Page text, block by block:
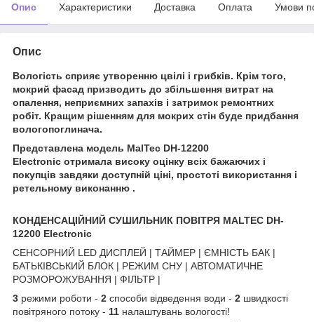
Опис Характеристики Доставка Оплата Умови
Опис
Вологість сприяє утворенню цвілі і грибків. Крім того,
мокрий фасад призводить до збільшення витрат на
опалення, неприємних запахів і затримок ремонтних
робіт. Кращим рішенням для мокрих стін буде придбання
вологопоглинача.
Представлена модель MalTec DH-12200
Electronic отримала високу оцінку всіх бажаючих і
покупців завдяки доступній ціні, простоті використання і
ретельному виконанню .
КОНДЕНСАЦІЙНИЙ СУШИЛЬНИК ПОВІТРЯ MALTEC DH-
12200 Electronic
СЕНСОРНИЙ LED ДИСПЛЕЙ | ТАЙМЕР | ЄМНІСТЬ БАК |
БАТЬКІВСЬКИЙ БЛОК | РЕЖИМ СНУ | АВТОМАТИЧНЕ
РОЗМОРОЖУВАННЯ | ФІЛЬТР |
3 режими роботи - 2 способи відведення води - 2 швидкості
повітряного потоку - 11 налаштувань вологості!